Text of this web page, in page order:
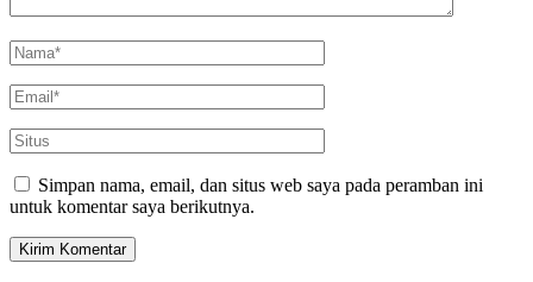
Simpan nama, email, dan situs web saya pada peramban ini
untuk komentar saya berikutnya.